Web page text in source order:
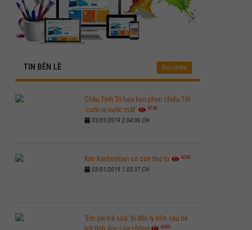
TIN BÊN LỀ Đọc thêm
Châu Tinh Trì hứa hẹn phim chiếu Tết
'cười ra nước mắt'
6765
03/01/2019 2:04:06 CH
Kim Kardashian có con thứ tư 6265
03/01/2019 1:03:37 CH
'Em gái trà sữa' bị đồn ly hôn sau bê
6585